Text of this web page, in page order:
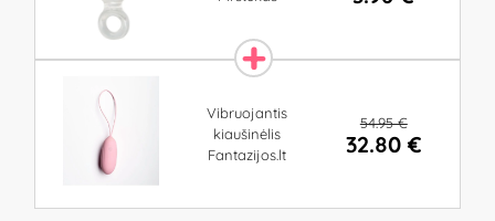
Vibruojantis
kiaušinėlis
Fantazijos.lt
54.95 €
32.80 €